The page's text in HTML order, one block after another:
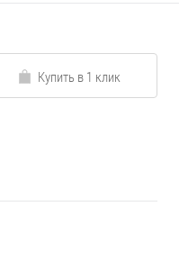
Купить в 1 клик